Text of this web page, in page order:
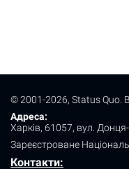
© 2001-2026, Status Quo.
Адреса:
Харків, 61057, вул.
Зареєстроване
Контакти: